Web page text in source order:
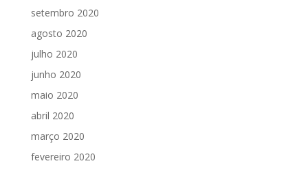
setembro 2020
agosto 2020
julho 2020
junho 2020
maio 2020
abril 2020
março 2020
fevereiro 2020